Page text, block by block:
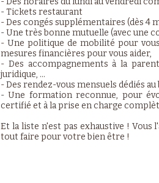
- Tickets restaurant
- Des congés supplémentaires (dès 4
- Une très bonne mutuelle (avec une
- Une politique de mobilité pour
mesures financières pour vous aider,
- Des accompagnements à la
juridique, …
- Des rendez-vous mensuels dédiés
- Une formation reconnue, pour
certifié et à la prise en charge
Et la liste n'est pas exhaustive ! Vous
tout faire pour votre bien être !